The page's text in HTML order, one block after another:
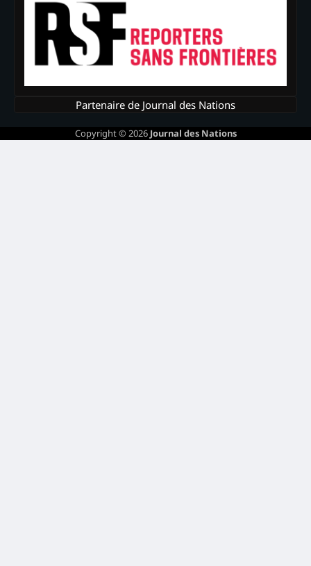
Partenaire de Journal des Nations
Copyright © 2026 Journal des Nations